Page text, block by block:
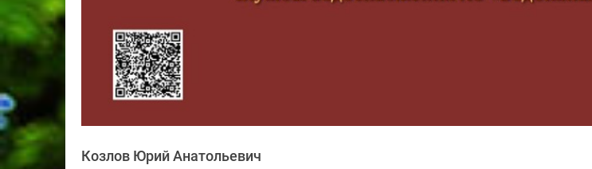
Козлов Юрий Анатольевич